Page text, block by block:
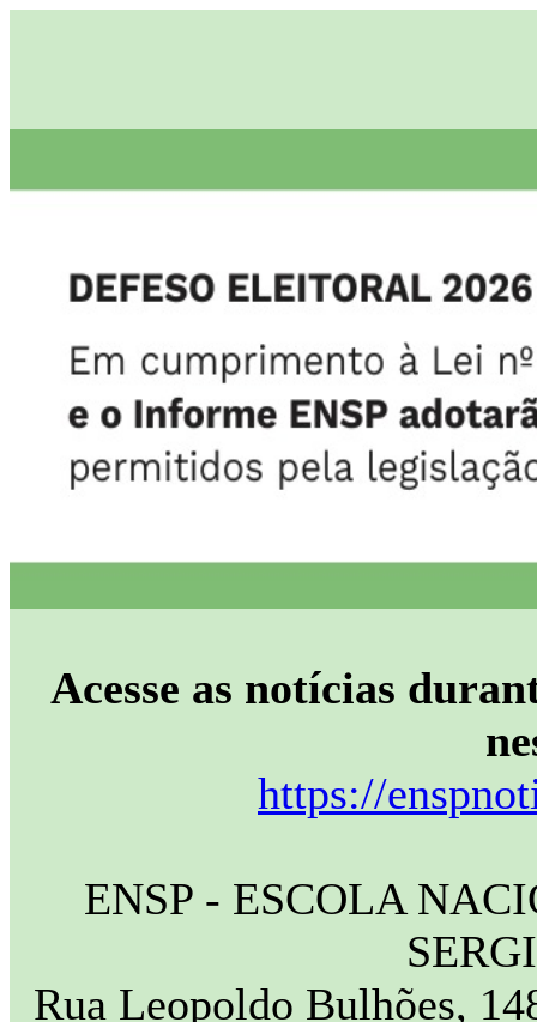
Acesse as notícias
https://
ENSP - ESCOLA
Rua Leopoldo Bulhões,